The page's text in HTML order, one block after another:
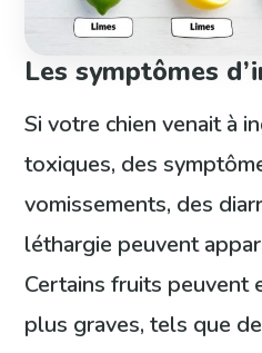
Les symptômes
Si votre chien venait à
toxiques, des
vomissements, des
léthargie peuvent
Certains fruits peuvent
plus graves, tels que